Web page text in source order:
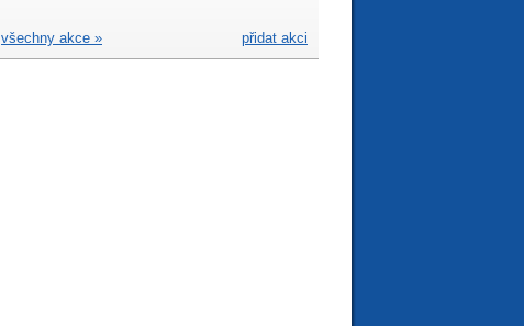
přidat akci
všechny akce »